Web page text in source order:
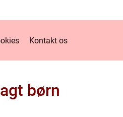
Kontakt os
børn